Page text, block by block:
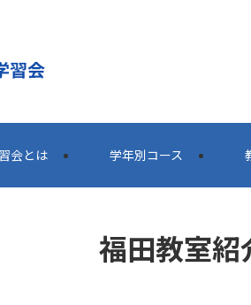
会とは 学年別コース
福田教室紹